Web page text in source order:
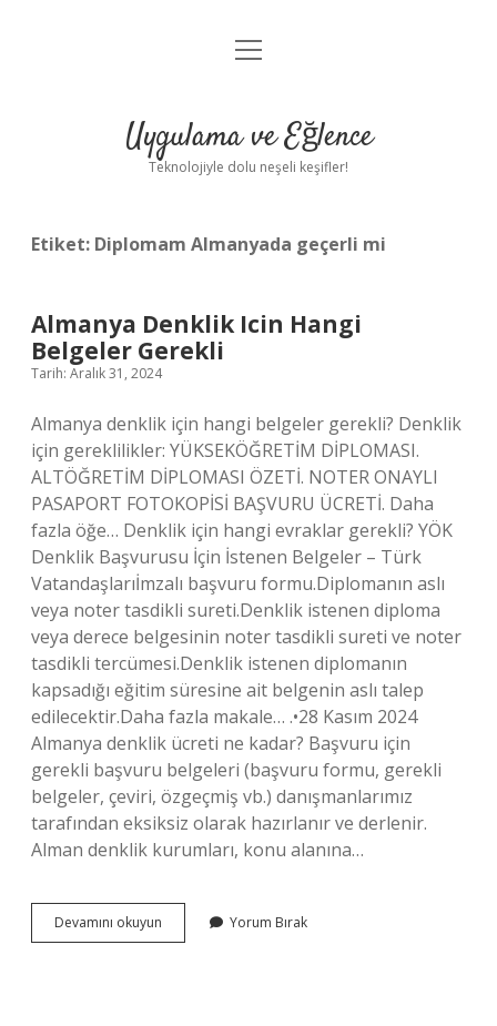
Anasayfa
Yasal Uyarı
menüyü
Uygulama ve Eğlence
Teknolojiyle dolu neşeli keşifler!
Etiket: Diplomam Almanyada geçerli mi
Almanya Denklik Icin Hangi
Belgeler Gerekli
Tarih: Aralık 31, 2024
Almanya denklik için hangi belgeler gerekli? Denklik
için gereklilikler: YÜKSEKÖĞRETİM DİPLOMASI.
ALTÖĞRETİM DİPLOMASI ÖZETİ. NOTER ONAYLI
PASAPORT FOTOKOPİSİ BAŞVURU ÜCRETİ. Daha
fazla öğe… Denklik için hangi evraklar gerekli? YÖK
Denklik Başvurusu İçin İstenen Belgeler – Türk
Vatandaşlarıİmzalı başvuru formu.Diplomanın aslı
veya noter tasdikli sureti.Denklik istenen diploma
veya derece belgesinin noter tasdikli sureti ve noter
tasdikli tercümesi.Denklik istenen diplomanın
kapsadığı eğitim süresine ait belgenin aslı talep
edilecektir.Daha fazla makale… .•28 Kasım 2024
Almanya denklik ücreti ne kadar? Başvuru için
gerekli başvuru belgeleri (başvuru formu, gerekli
belgeler, çeviri, özgeçmiş vb.) danışmanlarımız
tarafından eksiksiz olarak hazırlanır ve derlenir.
Alman denklik kurumları, konu alanına…
Devamını okuyun Almanya
Denklik
Yorum Bırak